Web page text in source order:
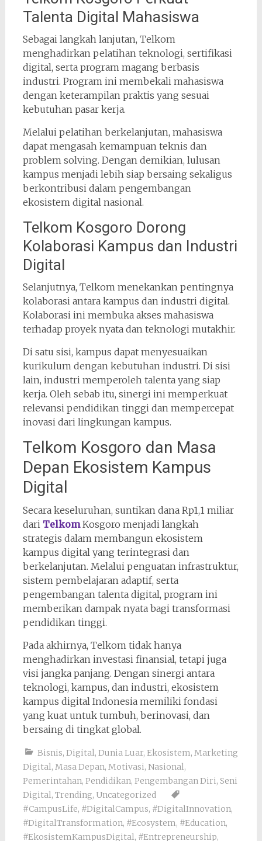
Talenta Digital Mahasiswa
Sebagai langkah lanjutan, Telkom
menghadirkan pelatihan teknologi, sertifikasi
digital, serta program magang berbasis
industri. Program ini membekali mahasiswa
dengan keterampilan praktis yang sesuai
kebutuhan pasar kerja.
Melalui pelatihan berkelanjutan, mahasiswa
dapat mengasah kemampuan teknis dan
problem solving. Dengan demikian, lulusan
kampus menjadi lebih siap bersaing sekaligus
berkontribusi dalam pengembangan
ekosistem digital nasional.
Telkom Kosgoro Dorong
Kolaborasi Kampus dan Industri
Digital
Selanjutnya, Telkom menekankan pentingnya
kolaborasi antara kampus dan industri digital.
Kolaborasi ini membuka akses mahasiswa
terhadap proyek nyata dan teknologi mutakhir.
Di satu sisi, kampus dapat menyesuaikan
kurikulum dengan kebutuhan industri. Di sisi
lain, industri memperoleh talenta yang siap
kerja. Oleh sebab itu, sinergi ini memperkuat
relevansi pendidikan tinggi dan mempercepat
inovasi dari lingkungan kampus.
Telkom Kosgoro dan Masa
Depan Ekosistem Kampus
Digital
Secara keseluruhan, suntikan dana Rp1,1 miliar
dari TelkomKosgoro menjadi langkah
strategis dalam membangun ekosistem
kampus digital yang terintegrasi dan
berkelanjutan. Melalui penguatan infrastruktur,
sistem pembelajaran adaptif, serta
pengembangan talenta digital, program ini
memberikan dampak nyata bagi transformasi
pendidikan tinggi.
Pada akhirnya, Telkom tidak hanya
menghadirkan investasi finansial, tetapi juga
visi jangka panjang. Dengan sinergi antara
teknologi, kampus, dan industri, ekosistem
kampus digital Indonesia memiliki fondasi
yang kuat untuk tumbuh, berinovasi, dan
bersaing di tingkat global.
Bisnis, Digital, Dunia Luar, Ekosistem, Marketing
Digital, Masa Depan, Motivasi, Nasional,
Pemerintahan, Pendidikan, Pengembangan Diri, Seni
Digital, Trending, Uncategorized
#CampusLife, #DigitalCampus, #DigitalInnovation,
#DigitalTransformation, #Ecosystem, #Education,
#EkosistemKampusDigital, #Entrepreneurship,